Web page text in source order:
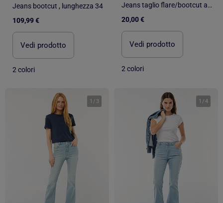
Jeans bootcut , lunghezza 34
109,99 €
Vedi prodotto
2 colori
Jeans taglio flare/bootcut a vita alta
20,00 €
Vedi prodotto
2 colori
1 / 3 1 /4